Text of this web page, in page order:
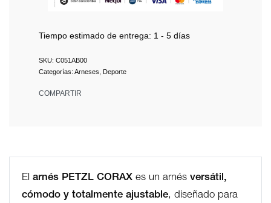
Tiempo estimado de entrega: 1 - 5 días
C051AB00
Categorías: Arneses Deporte
COMPARTIR
El arnés PETZL CORAX es un arnés versátil,
cómodo y totalmente ajustable, diseñado para